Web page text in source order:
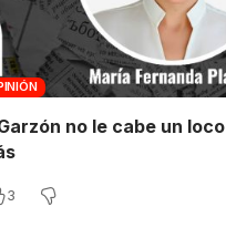
no le cabe un loco
3